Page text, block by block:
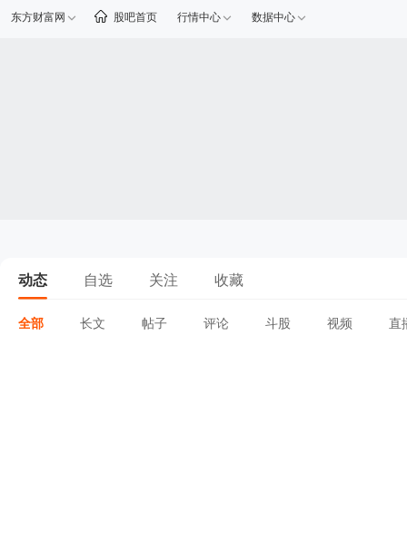
东方财富网 股吧首页 行情中心 数据中心
动态 自选 关注 收藏
全部 长文 帖子 评论 斗股 视频 直